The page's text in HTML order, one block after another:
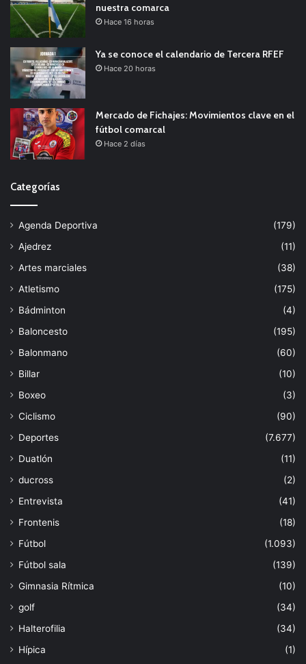
nuestra comarca
Hace 16 horas
Ya se conoce el calendario de Tercera RFEF
Hace 20 horas
Mercado de Fichajes: Movimientos clave en el
fútbol comarcal
Hace 2 días
Categorías
Agenda Deportiva
(179)
Ajedrez
(11)
Artes marciales
(38)
Atletismo
(175)
Bádminton
(4)
Baloncesto
(195)
Balonmano
(60)
Billar
(10)
Boxeo
(3)
Ciclismo
(90)
Deportes
(7.677)
Duatlón
(11)
ducross
(2)
Entrevista
(41)
Frontenis
(18)
Fútbol
(1.093)
Fútbol sala
(139)
Gimnasia Rítmica
(10)
golf
(34)
Halterofilia
(34)
Hípica
(1)